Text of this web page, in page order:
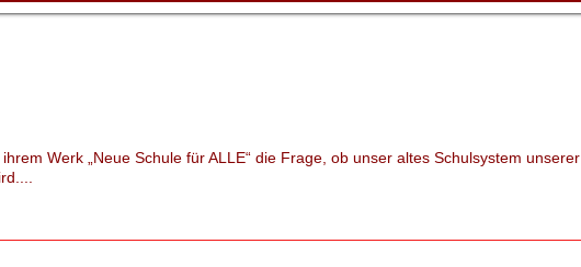
Werk „Neue Schule für ALLE“ die Frage, ob unser altes Schulsystem unserer